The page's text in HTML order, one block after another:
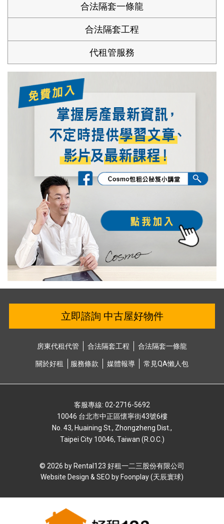
合法隔套一條龍
合法隔套工程
代租管服務
立即諮詢 中古屋好物件
房東代租代管 合法隔套⼯程 合法隔套⼀條龍
關於好租 服務條款 媒體報導 常⾒QA懶⼈包
客服專線: 02-2716-5692
10046 台北市中正區懷寧街43號6樓
No. 43, Huaining St., Zhongzheng Dist.,
Taipei City 10046, Taiwan (R.O.C.)
© 2026 by Rental123 好租⼀⼆三股份有限公司
Website Design & SEO byFoonplay (天辰寰球)